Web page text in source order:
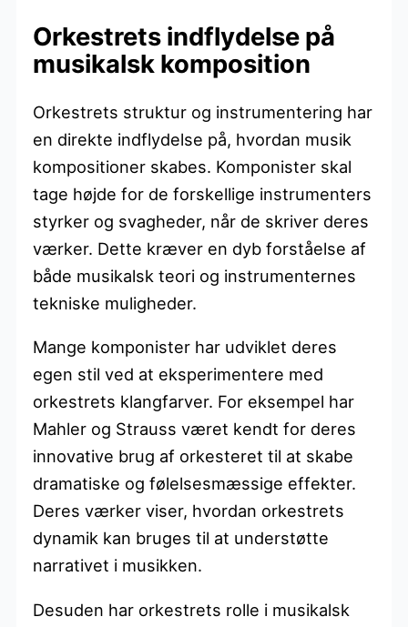
Orkestrets indflydelse på
musikalsk komposition
Orkestrets struktur og instrumentering har
en direkte indflydelse på, hvordan musik
kompositioner skabes. Komponister skal
tage højde for de forskellige instrumenters
styrker og svagheder, når de skriver deres
værker. Dette kræver en dyb forståelse af
både musikalsk teori og instrumenternes
tekniske muligheder.
Mange komponister har udviklet deres
egen stil ved at eksperimentere med
orkestrets klangfarver. For eksempel har
Mahler og Strauss været kendt for deres
innovative brug af orkesteret til at skabe
dramatiske og følelsesmæssige effekter.
Deres værker viser, hvordan orkestrets
dynamik kan bruges til at understøtte
narrativet i musikken.
Desuden har orkestrets rolle i musikalsk